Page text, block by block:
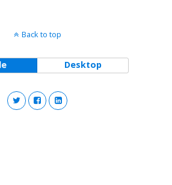
Back to top
Desktop